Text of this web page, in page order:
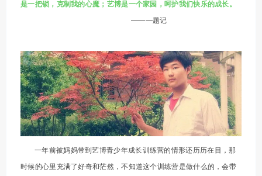
是一把锁，克制我的心魔；艺博是一个家园，呵护我们快乐的成长。
———题记
一年前被妈妈带到艺博青少年成长训练营的情形还历历在目，那
时候的心里充满了好奇和茫然，不知道这个训练营是做什么的，会带